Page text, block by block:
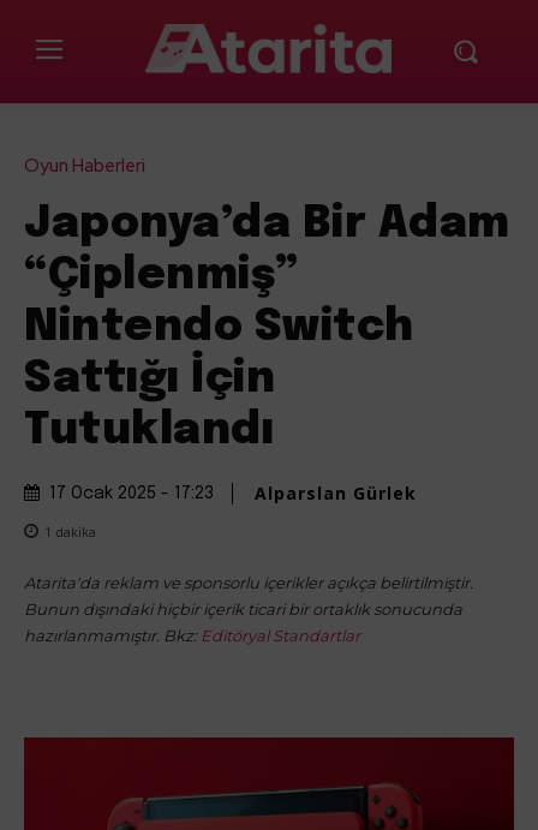
Oyun Haberleri
Japonya’da Bir Adam
“Çiplenmiş”
Nintendo Switch
Sattığı İçin
Tutuklandı
17 Ocak 2025 - 17:23 Alparslan Gürlek
1 dakika
Atarita'da reklam ve sponsorlu içerikler açıkça belirtilmiştir.
Bunun dışındaki hiçbir içerik ticari bir ortaklık sonucunda
hazırlanmamıştır. Bkz: Editöryal Standartlar